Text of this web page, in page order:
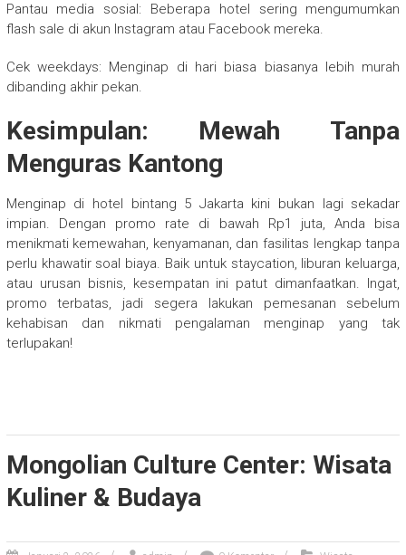
Pantau media sosial: Beberapa hotel sering mengumumkan
flash sale di akun Instagram atau Facebook mereka.
Cek weekdays: Menginap di hari biasa biasanya lebih murah
dibanding akhir pekan.
Kesimpulan: Mewah Tanpa
Menguras Kantong
Menginap di hotel bintang 5 Jakarta kini bukan lagi sekadar
impian. Dengan promo rate di bawah Rp1 juta, Anda bisa
menikmati kemewahan, kenyamanan, dan fasilitas lengkap tanpa
perlu khawatir soal biaya. Baik untuk staycation, liburan keluarga,
atau urusan bisnis, kesempatan ini patut dimanfaatkan. Ingat,
promo terbatas, jadi segera lakukan pemesanan sebelum
kehabisan dan nikmati pengalaman menginap yang tak
terlupakan!
Mongolian Culture Center: Wisata
Kuliner & Budaya